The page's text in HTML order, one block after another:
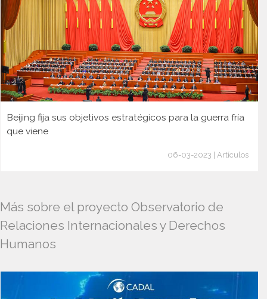
Beijing fija sus objetivos estratégicos para la guerra fría
que viene
06-03-2023 | Artículos
Más sobre el proyecto Observatorio de
Relaciones Internacionales y Derechos
Humanos